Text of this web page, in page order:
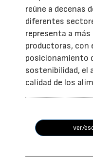
reúne a decenas
diferentes
representa a
productoras, con
posicionamiento
sostenibilidad, el
calidad de los
ver/